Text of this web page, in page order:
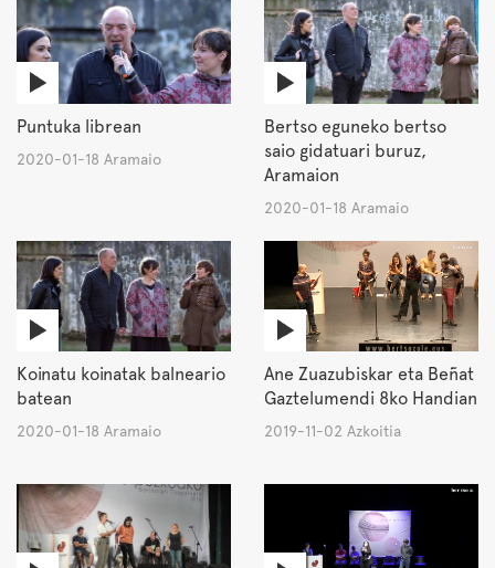
Puntuka librean
2020-01-18 Aramaio
Bertso eguneko bertso
saio gidatuari buruz,
Aramaion
2020-01-18 Aramaio
Koinatu koinatak balneario
batean
2020-01-18 Aramaio
Ane Zuazubiskar eta Beñat
Gaztelumendi 8ko Handian
2019-11-02 Azkoitia